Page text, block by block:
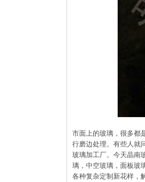
市面上的玻璃，很多都
行磨边处理。有些人就
玻璃加工厂。今天晶南
璃，中空玻璃，面板玻
各种复杂定制新花样，